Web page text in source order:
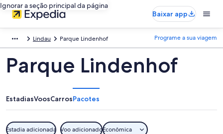
Ignorar a seção principal da página
Baixar app
Lindau Parque Lindenhof Programe a sua viagem
Parque Lindenhof
EstadiasVoosCarrosPacotes
Estadia adicionada Voo adicionadoEconômica